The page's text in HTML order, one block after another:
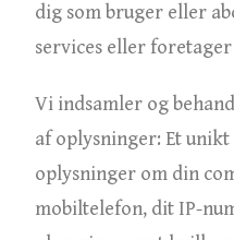
dig som bruger eller
services eller
Vi indsamler og
af oplysninger: Et
oplysninger om din
mobiltelefon, dit IP-